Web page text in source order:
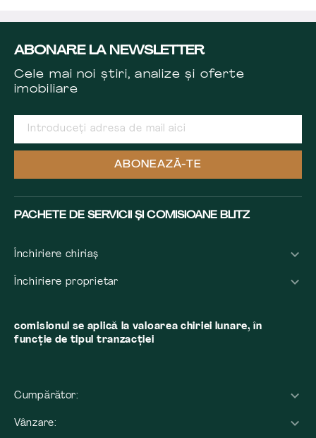
ABONARE LA NEWSLETTER
Cele mai noi știri, analize și oferte
imobiliare
ABONEAZĂ-TE
PACHETE DE SERVICII ȘI COMISIOANE BLITZ
Închiriere chiriaș
Închiriere proprietar
comisionul se aplică la valoarea chiriei lunare, în
funcție de tipul tranzacției
Cumpărător:
Vânzare: